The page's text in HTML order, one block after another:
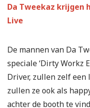
Da Tweekaz krijgen
Live
De mannen van Da
speciale ‘Dirty Workz
Driver, zullen zelf
zullen ze ook als
achter de booth te